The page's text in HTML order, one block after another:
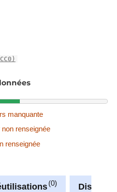
manquante
renseignée
renseignée
0